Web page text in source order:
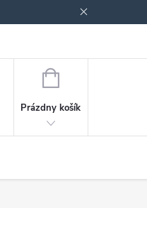
NÁKUPNÝ
Prázdny košík